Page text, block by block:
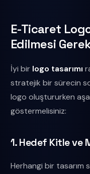
E-Ticaret
Edilmesi
İyi bir logo tasarımı
stratejik bir sürecin
logo oluştururken
göstermelisiniz:
1. Hedef Kitle ve
Herhangi bir tasarım